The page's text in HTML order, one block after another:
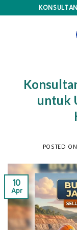
untuk
POSTED ON
10
Apr